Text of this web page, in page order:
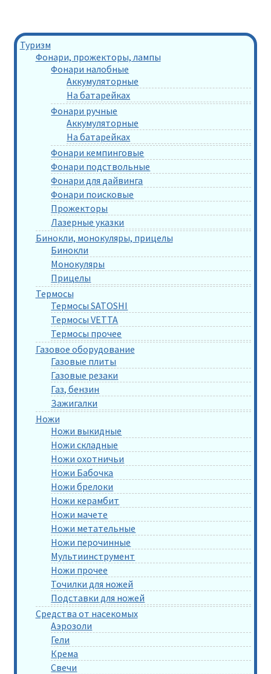
Туризм
Фонари, прожекторы, лампы
Фонари налобные
Аккумуляторные
На батарейках
Фонари ручные
Аккумуляторные
На батарейках
Фонари кемпинговые
Фонари подствольные
Фонари для дайвинга
Фонари поисковые
Прожекторы
Лазерные указки
Бинокли, монокуляры, прицелы
Бинокли
Монокуляры
Прицелы
Термосы
Термосы SATOSHI
Термосы VETTA
Термосы прочее
Газовое оборудование
Газовые плиты
Газовые резаки
Газ, бензин
Зажигалки
Ножи
Ножи выкидные
Ножи складные
Ножи охотничьи
Ножи Бабочка
Ножи брелоки
Ножи керамбит
Ножи мачете
Ножи метательные
Ножи перочинные
Мультиинструмент
Ножи прочее
Точилки для ножей
Подставки для ножей
Средства от насекомых
Аэрозоли
Гели
Крема
Свечи